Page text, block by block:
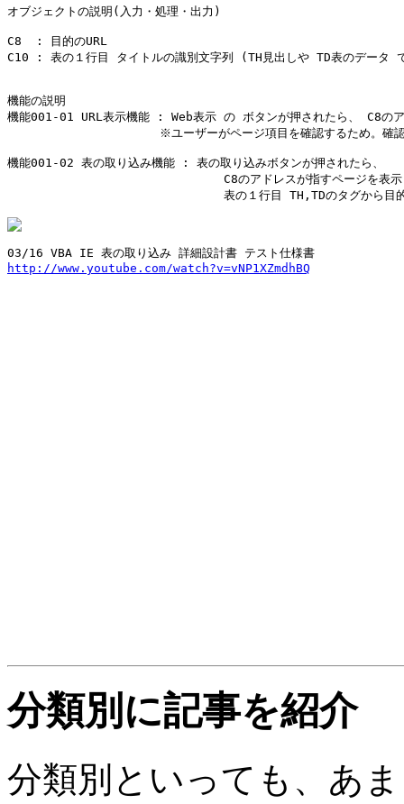
オブジェクトの説明(入力・処理・出力)
C8  : 目的のURL
C10 : 表の１行目 タイトルの識別文字列 (TH見出しや TD表のデータ
機能の説明
機能001-01 URL表示機能 : Web表示 の ボタンが押されたら、 C8の
※ユーザーがページ項目を確認するため。確認して
機能001-02 表の取り込み機能 : 表の取り込みボタンが押されたら、
C8のアドレスが指すページを表示
表の１行目 TH,TDのタグから目的
http://www.youtube.com/watch?v=vNP1XZmdhBQ
分類別に記事を紹介
分類別といっても、あ